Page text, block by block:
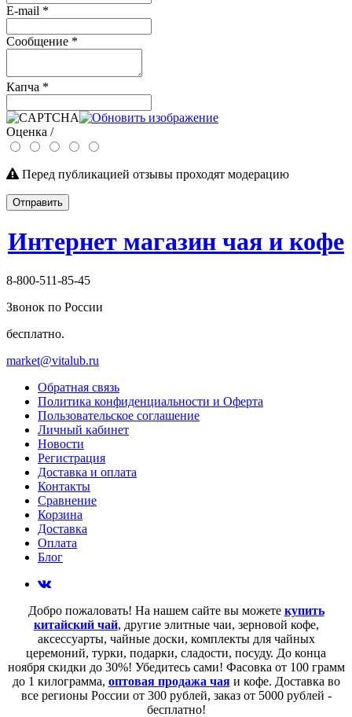
E-mail *
Сообщение *
Капча *
Оценка /
Перед публикацией отзывы проходят модерацию
Отправить
Интернет магазин чая и кофе
8-800-511-85-45
Звонок по России
бесплатно.
market@vitalub.ru
Обратная связь
Политика конфиденциальности и Оферта
Пользовательское соглашение
Личный кабинет
Новости
Регистрация
Доставка и оплата
Контакты
Сравнение
Корзина
Доставка
Оплата
Блог
Добро пожаловать! На нашем сайте вы можете купить
китайский чай, другие элитные чаи, зерновой кофе,
аксессуарты, чайные доски, комплекты для чайных
церемоний, турки, подарки, сладости, посуду. До конца
ноября скидки до 30%! Убедитесь сами! Фасовка от 100 грамм
до 1 килограмма, оптовая продажа чаяи кофе. Доставка во
все регионы России от 300 рублей, заказ от 5000 рублей -
бесплатно!